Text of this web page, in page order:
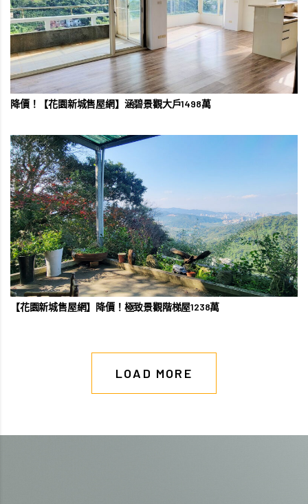
降價！【花園新城售屋網】涵碧景觀大戶1498萬
【花園新城售屋網】降價！極致景觀階梯屋1238萬
LOAD MORE